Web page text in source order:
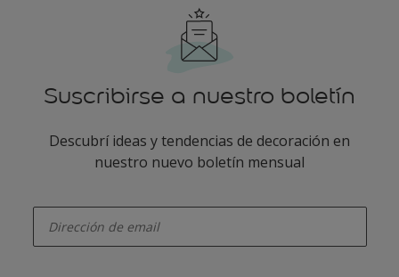
Suscribirse a nuestro boletín
Descubrí ideas y tendencias de decoración en
nuestro nuevo boletín mensual